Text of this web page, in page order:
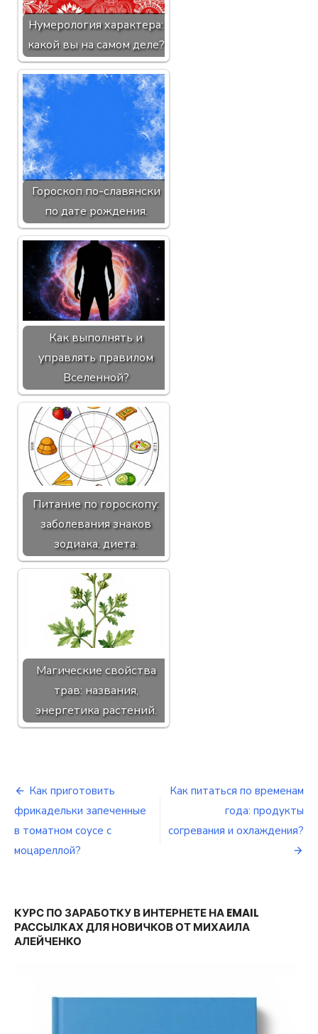
Нумерология характера:
какой вы на самом деле?
Гороскоп по-славянски
по дате рождения.
Как выполнять и
управлять правилом
Вселенной?
Питание по гороскопу:
заболевания знаков
зодиака, диета.
Магические свойства
трав: названия,
энергетика растений.
Навигация
по
записям
Как приготовить
фрикадельки запеченные
в томатном соусе с
моцареллой?
Как питаться по временам
года: продукты
согревания и охлаждения?
КУРС ПО ЗАРАБОТКУ В ИНТЕРНЕТЕ НА EMAIL
РАССЫЛКАХ ДЛЯ НОВИЧКОВ ОТ МИХАИЛА
АЛЕЙЧЕНКО